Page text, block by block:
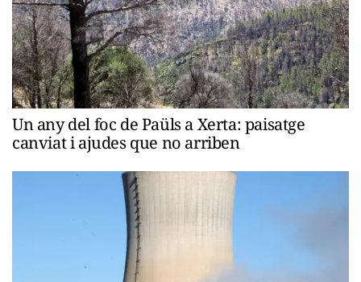
Un any del foc de Paüls a Xerta: paisatge
canviat i ajudes que no arriben